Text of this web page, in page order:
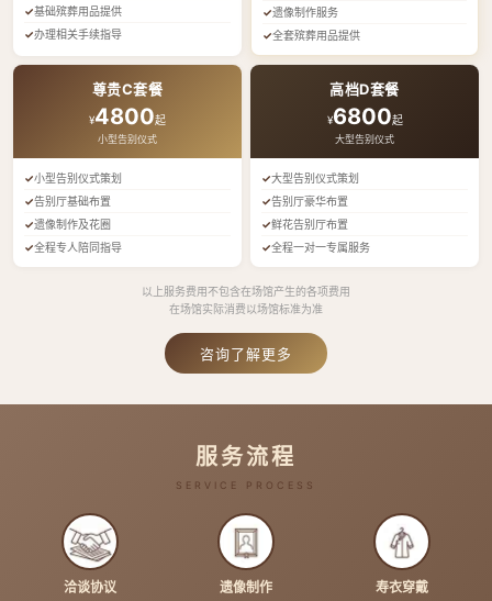
基础殡葬用品提供
办理相关手续指导
遗像制作服务
全套殡葬用品提供
尊贵C套餐
¥4800起
小型告别仪式
小型告别仪式策划
告别厅基础布置
遗像制作及花圈
全程专人陪同指导
高档D套餐
¥6800起
大型告别仪式
大型告别仪式策划
告别厅豪华布置
鲜花告别厅布置
全程一对一专属服务
以上服务费用不包含在场馆产生的各项费用
在场馆实际消费以场馆标准为准
咨询了解更多
服务流程
SERVICE PROCESS
洽谈协议 遗像制作 寿衣穿戴